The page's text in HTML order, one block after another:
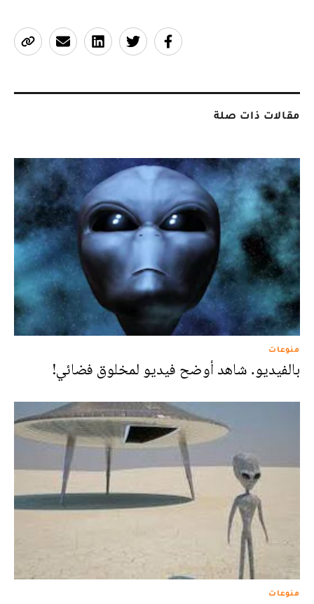
مقالات ذات صلة
منوعات
بالفيديو. شاهد أوضح فيديو لمخلوق فضائي!
منوعات